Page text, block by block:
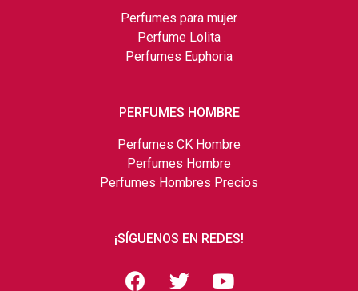
Perfumes para mujer
Perfume Lolita
Perfumes Euphoria
PERFUMES HOMBRE
Perfumes CK Hombre
Perfumes Hombre
Perfumes Hombres Precios
¡SÍGUENOS EN REDES!